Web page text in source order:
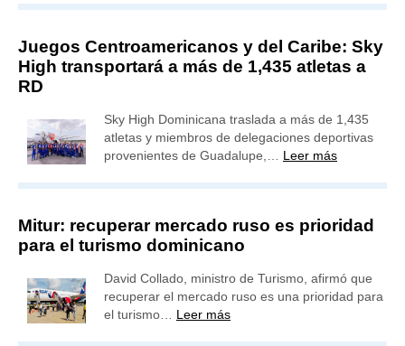
Juegos Centroamericanos y del Caribe: Sky
High transportará a más de 1,435 atletas a
RD
Sky High Dominicana traslada a más de 1,435
atletas y miembros de delegaciones deportivas
provenientes de Guadalupe,… Leer más
Mitur: recuperar mercado ruso es prioridad
para el turismo dominicano
David Collado, ministro de Turismo, afirmó que
recuperar el mercado ruso es una prioridad para
el turismo… Leer más